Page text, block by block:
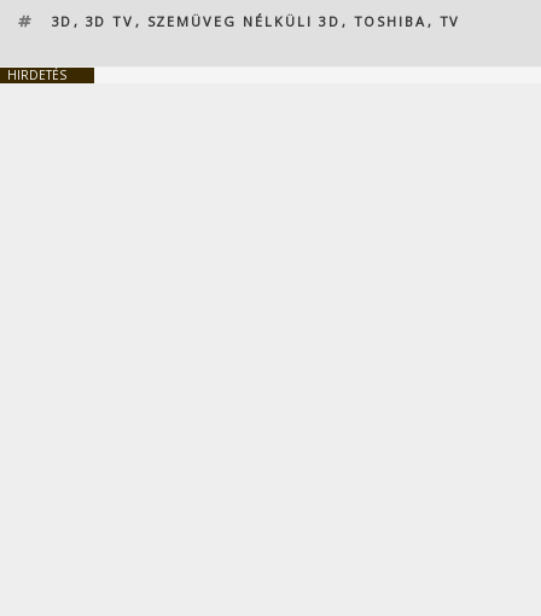
CÍMKÉK
3D , 3D TV , SZEMÜVEG NÉLKÜLI 3D , TOSHIBA , TV
HIRDETÉS